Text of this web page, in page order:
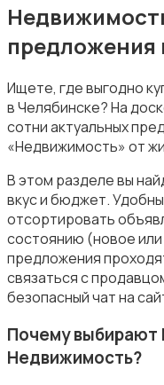
Аренда комнаты
Аренда дома
предложения
Ищете, где выгодно
в Челябинске? На
сотни актуальных
«Недвижимость» от
В этом разделе вы
вкус и бюджет.
отсортировать
состоянию (новое
предложения
связаться с
безопасный чат на
Почему выбирают
Недвижимость?